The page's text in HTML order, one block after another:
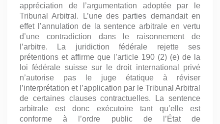
appréciation de l’argumentation adoptée par le
Tribunal Arbitral. L’une des parties demandait en
effet l’annulation de la sentence arbitrale en vertu
d’une contradiction dans le raisonnement de
l’arbitre. La juridiction fédérale rejette ses
prétentions et affirme que l’article 190 (2) (e) de la
loi fédérale suisse sur le droit international privé
n’autorise pas le juge étatique à réviser
l’interprétation et l’application par le Tribunal Arbitral
de certaines clauses contractuelles. La sentence
arbitrale est donc exécutoire tant qu’elle est
conforme à l’ordre public de l’État de